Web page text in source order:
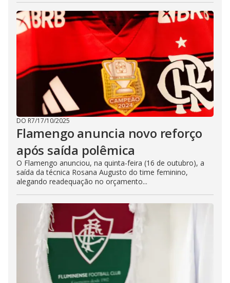
DO R7/17/10/2025
Flamengo anuncia novo reforço
após saída polêmica
O Flamengo anunciou, na quinta-feira (16 de outubro), a
saída da técnica Rosana Augusto do time feminino,
alegando readequação no orçamento...